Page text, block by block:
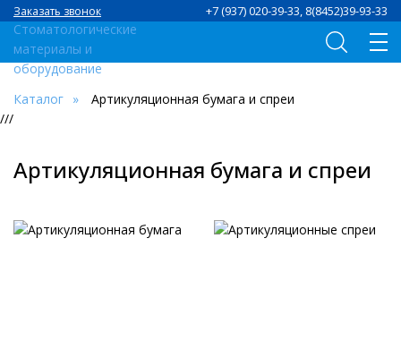
+7 (937) 020-39-33, 8(8452)39-93-33
Заказать звонок
Каталог
Артикуляционная бумага и спреи
///
Артикуляционная бумага и спреи